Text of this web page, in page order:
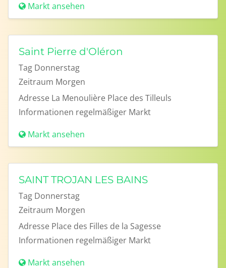
Markt ansehen
Saint Pierre d'Oléron
Tag Donnerstag
Zeitraum Morgen
Adresse La Menoulière Place des Tilleuls
Informationen regelmäßiger Markt
Markt ansehen
SAINT TROJAN LES BAINS
Tag Donnerstag
Zeitraum Morgen
Adresse Place des Filles de la Sagesse
Informationen regelmäßiger Markt
Markt ansehen